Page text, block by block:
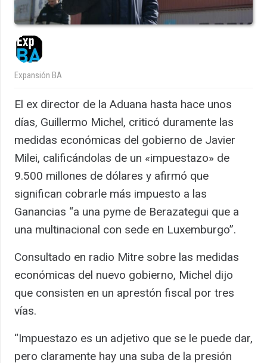
Expansión BA
El ex director de la Aduana hasta hace unos
días, Guillermo Michel, criticó duramente las
medidas económicas del gobierno de Javier
Milei, calificándolas de un «impuestazo» de
9.500 millones de dólares y afirmó que
significan cobrarle más impuesto a las
Ganancias “a una pyme de Berazategui que a
una multinacional con sede en Luxemburgo”.
Consultado en radio Mitre sobre las medidas
económicas del nuevo gobierno, Michel dijo
que consisten en un aprestón fiscal por tres
vías.
“Impuestazo es un adjetivo que se le puede dar,
pero claramente hay una suba de la presión